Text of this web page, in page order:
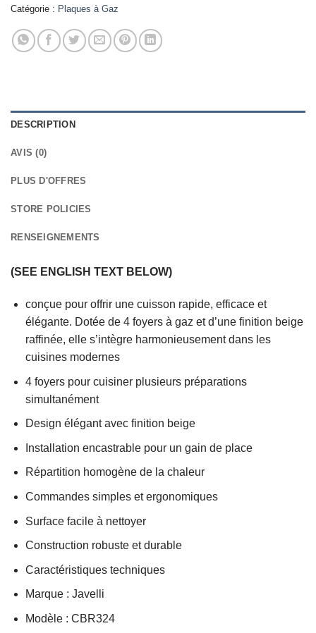
Catégorie : Plaques à Gaz
DESCRIPTION
AVIS (0)
PLUS D'OFFRES
STORE POLICIES
RENSEIGNEMENTS
(SEE ENGLISH TEXT BELOW)
conçue pour offrir une cuisson rapide, efficace et
élégante. Dotée de 4 foyers à gaz et d’une finition beige
raffinée, elle s’intègre harmonieusement dans les
cuisines modernes
4 foyers pour cuisiner plusieurs préparations
simultanément
Design élégant avec finition beige
Installation encastrable pour un gain de place
Répartition homogène de la chaleur
Commandes simples et ergonomiques
Surface facile à nettoyer
Construction robuste et durable
Caractéristiques techniques
Marque : Javelli
Modèle : CBR324